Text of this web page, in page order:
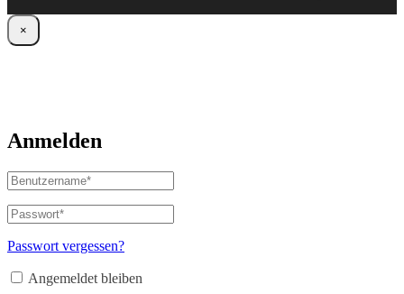
×
Anmelden
Benutzername
oder
E-
Mail-
Adresse*
Passwort*
Erforderlich
Passwort vergessen?
Angemeldet bleiben